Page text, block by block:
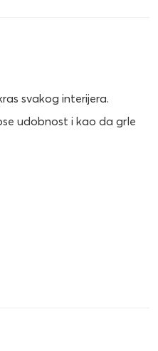
svakog interijera.
udobnost i kao da grle